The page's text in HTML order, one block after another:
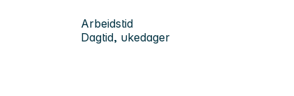
Arbeidstid
Dagtid, ukedager